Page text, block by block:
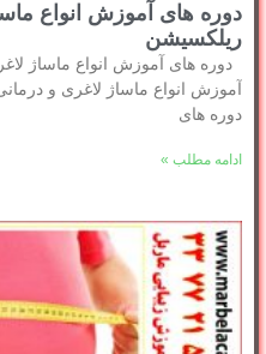
دوره های آموزش انواع
ریلکسیشن
دوره های آموزش انواع ماساژ
آموزش انواع ماساژ لاغری و
دوره های
ادامه مطلب »